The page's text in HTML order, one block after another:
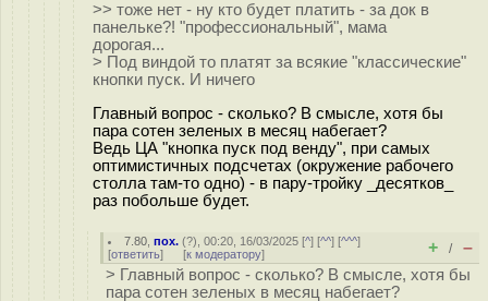
>> тоже нет - ну кто будет платить - за док в
панельке?! "профессиональный", мама
дорогая...
> Под виндой то платят за всякие "классические"
кнопки пуск. И ничего
Главный вопрос - сколько? В смысле, хотя бы
пара сотен зеленых в месяц набегает?
Ведь ЦА "кнопка пуск под венду", при самых
оптимистичных подсчетах (окружение рабочего
столла там-то одно) - в пару-тройку _десятков_
раз побольше будет.
7.80 ,пох. (?), 00:20, 16/03/2025 [^] [^^] [^^^]
[ответить] [к модератору] + / –
> Главный вопрос - сколько? В смысле, хотя бы
пара сотен зеленых в месяц набегает?